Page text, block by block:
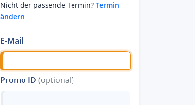
Nicht der passende Termin? Termin
ändern
E-Mail
Promo ID (optional)